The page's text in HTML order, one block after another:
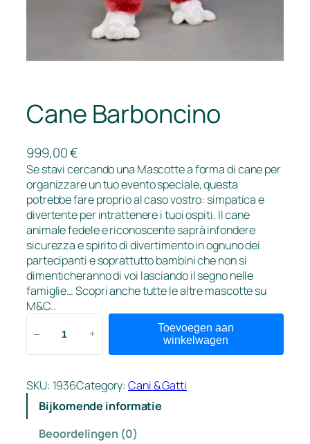
Cane Barboncino
999,00€
Se stavi cercando una Mascotte a forma di cane per
organizzare un tuo evento speciale, questa
potrebbe fare proprio al caso vostro: simpatica e
divertente per intrattenere i tuoi ospiti. Il cane
animale fedele e riconoscente saprà infondere
sicurezza e spirito di divertimento in ognuno dei
partecipanti e soprattutto bambini che non si
dimenticheranno di voi lasciando il segno nelle
famiglie… Scopri anche tutte le altre mascotte su
M&C..
n
B
r
– +
Toevoegen aan
winkelwagen
SKU: 1936Category:Cani & Gatti
Bijkomende informatie
Beoordelingen (0)